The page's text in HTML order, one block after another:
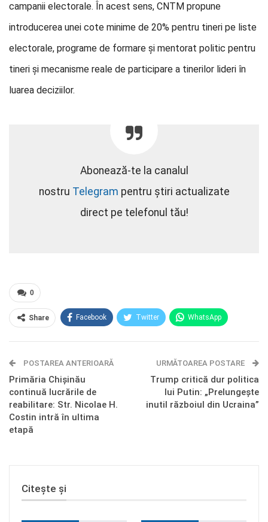
campanii electorale. În acest sens, CNTM propune
introducerea unei cote minime de 20% pentru tineri pe liste
electorale, programe de formare și mentorat politic pentru
tineri și mecanisme reale de participare a tinerilor lideri în
luarea deciziilor.
Abonează-te la canalul
nostru Telegram pentru știri actualizate
direct pe telefonul tău!
0
Share Facebook Twitter WhatsApp
Telegram OK.ru
POSTAREA ANTERIOARĂ
Primăria Chișinău
continuă lucrările de
reabilitare: Str. Nicolae H.
Costin intră în ultima
etapă
URMĂTOAREA POSTARE
Trump critică dur politica
lui Putin: „Prelungește
inutil războiul din Ucraina”
Citește și